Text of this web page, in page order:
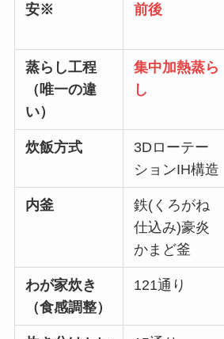
安※
前後
蒸らし工程
（唯一の違
い）
集中加熱蒸ら
し
炊飯方式
3Dローテー
ションIH構造
内釜
鉄(くろがね
仕込み)豪炎
かまど釜
わが家炊き
（食感調整）
121通り